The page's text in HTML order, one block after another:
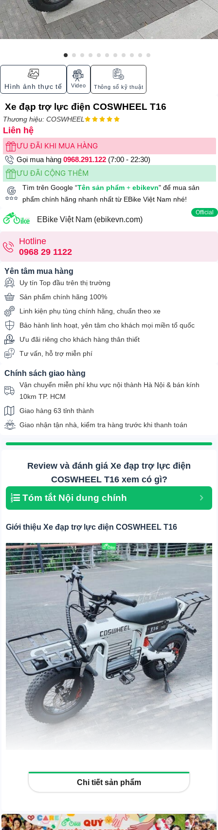
Hình ảnh thực tế Video Thông số kỹ thuật
Xe đạp trợ lực điện COSWHEEL T16
Thương hiệu: COSWHEEL     
Liên hệ
ƯU ĐÃI KHI MUA HÀNG
Gọi mua hàng 0968.291.122(7:00 - 22:30)
ƯU ĐÃI CỘNG THÊM
Tìm trên Google “Tên sản phẩm + ebikevn" để mua sản
phẩm chính hãng nhanh nhất từ EBike Việt Nam nhé!
EBike Việt Nam (ebikevn.com)
Official
Hotline
0968 29 1122
Yên tâm mua hàng
Uy tín Top đầu trên thị trường
Sản phẩm chính hãng 100%
Linh kiện phụ tùng chính hãng, chuẩn theo xe
Bảo hành linh hoạt, yên tâm cho khách mọi miền tổ quốc
Ưu đãi riêng cho khách hàng thân thiết
Tư vấn, hỗ trợ miễn phí
Chính sách giao hàng
Vận chuyển miễn phí khu vực nội thành Hà Nội & bán kính
10km TP. HCM
Giao hàng 63 tỉnh thành
Giao nhận tận nhà, kiểm tra hàng trước khi thanh toán
Review và đánh giá Xe đạp trợ lực điện
COSWHEEL T16 xem có gì?
Tóm tắt Nội dung chính
Giới thiệu Xe đạp trợ lực điện COSWHEEL T16
hạnh phúc cùng với Coswheel T16 .
đương mẫu xe Cub) nên rất thân thiện cho những người
Chi tiết sản phẩm